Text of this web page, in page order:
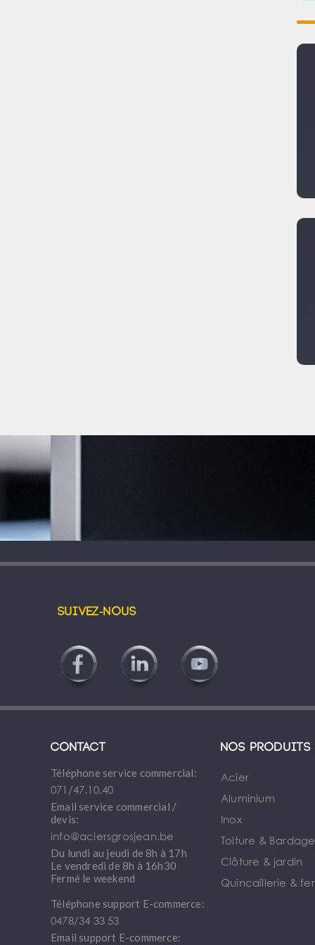
Suivez-nous
Contact
Téléphone service commercial:
071/47.10.40
Email service commercial /
devis:
info@aciersgrosjean.be
Du lundi au jeudi de 8h à 17h
Le vendredi de 8h à 16h30
Fermé le weekend
Téléphone support E-commerce:
0478/34 33 53
Email support E-commerce:
Nos produits
Acier
Aluminium
Inox
Toiture & Bardage
Clôture & jardin
Quincaillerie &